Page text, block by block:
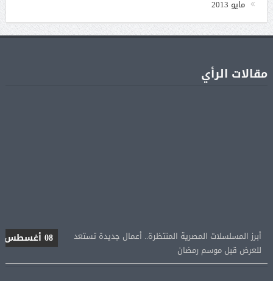
مايو 2013
مقالات الرأي
للعرض قبل موسم رمضان